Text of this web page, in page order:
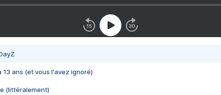
13 ans (et vous l'avez ignoré)
(littéralement)